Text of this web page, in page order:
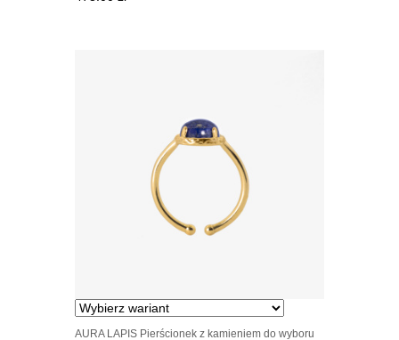
AURA LAPIS Pierścionek z kamieniem do wyboru